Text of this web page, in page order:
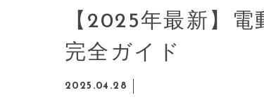
【2025年最新】
完全ガイド
2025.04.28